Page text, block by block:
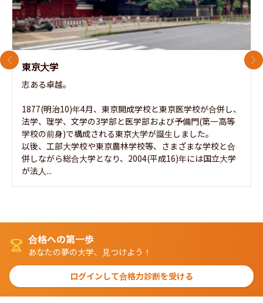
東京大学
志ある卓越。
1877(明治10)年4月、東京開成学校と東京医学校が合併し、
法学、理学、文学の3学部と医学部および予備門(第一高等
学校の前身)で構成される東京大学が誕生しました。
以後、工部大学校や東京農林学校等、さまざまな学校と合
併しながら総合大学となり、2004(平成16)年には国立大学
が法人...
前のスライド 次
合格への第一歩
あなたの夢の大学、見つけよう！
ログインして合格力診断を受ける